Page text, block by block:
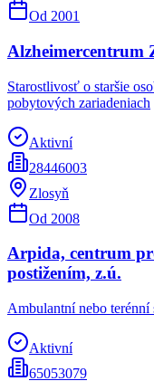
Od 2001
Alzheimercentrum
Starostlivosť o staršie
pobytových zariadeniach
Aktivní
28446003
Zlosyň
Od 2008
Arpida, centrum
postižením, z.ú.
Ambulantní nebo terénní
Aktivní
65053079